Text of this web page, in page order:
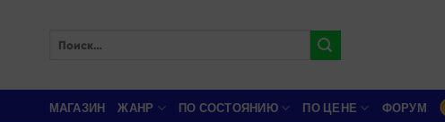
МАГАЗИН ЖАНР ПО СОСТОЯНИЮ ПО ЦЕНЕ ФОРУМ